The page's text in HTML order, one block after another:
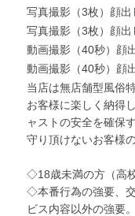
写真撮影（3枚）顔出
写真撮影（3枚）顔出
動画撮影（40秒）顔
動画撮影（40秒）顔
当店は無店舗型風俗
お客様に楽しく納得
ャストの安全を確保
守り頂けないお客様
◇18歳未満の方（高
◇本番行為の強要、
ビス内容以外の強要。